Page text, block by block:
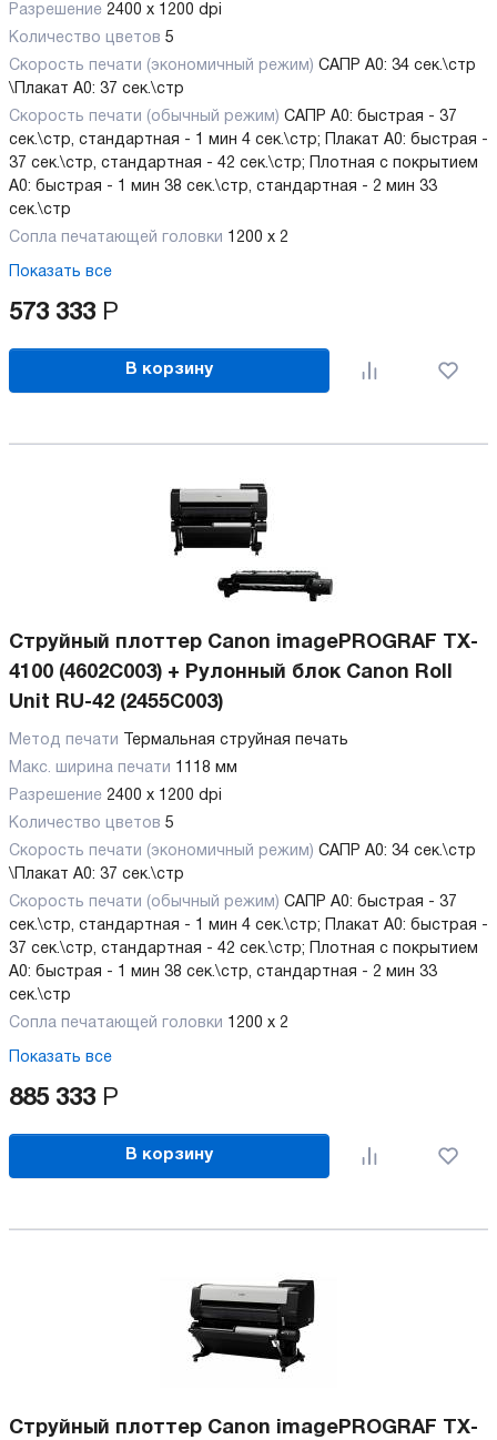
Разрешение 2400 x 1200 dpi
Количество цветов 5
Скорость печати (экономичный режим) САПР А0: 34 сек.\стр
\Плакат А0: 37 сек.\стр
Скорость печати (обычный режим) САПР А0: быстрая - 37
сек.\стр, стандартная - 1 мин 4 сек.\стр; Плакат А0: быстрая -
37 сек.\стр, стандартная - 42 сек.\стр; Плотная с покрытием
А0: быстрая - 1 мин 38 сек.\стр, стандартная - 2 мин 33
сек.\стр
Сопла печатающей головки 1200 x 2
Показать все
573 333 Р
В корзину
Струйный плоттер Canon imagePROGRAF TX-
4100 (4602C003) + Рулонный блок Canon Roll
Unit RU-42 (2455C003)
Метод печати
Термальная струйная печать
Макс. ширина печати 1118 мм
Разрешение 2400 x 1200 dpi
Количество цветов 5
Скорость печати (экономичный режим) САПР А0: 34 сек.\стр
\Плакат А0: 37 сек.\стр
Скорость печати (обычный режим) САПР А0: быстрая - 37
сек.\стр, стандартная - 1 мин 4 сек.\стр; Плакат А0: быстрая -
37 сек.\стр, стандартная - 42 сек.\стр; Плотная с покрытием
А0: быстрая - 1 мин 38 сек.\стр, стандартная - 2 мин 33
сек.\стр
Сопла печатающей головки 1200 x 2
Показать все
885 333 Р
В корзину
Струйный плоттер Canon imagePROGRAF TX-